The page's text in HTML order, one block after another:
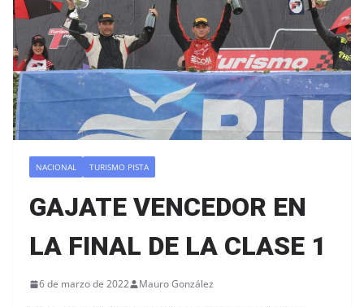
NACIONAL TURISMO PISTA
GAJATE VENCEDOR EN
LA FINAL DE LA CLASE 1
6 de marzo de 2022 Mauro González